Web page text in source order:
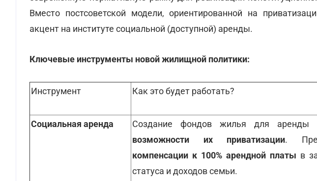
Вместо постсоветской модели, ориентированной на
акцент на институте социальной (доступной) аренды.
Ключевые инструменты новой жилищной политики:
Инструмент Как это будет работать?
Социальная аренда Создание фондов жилья для аренды
возможности их приватизации.
компенсации к 100% арендной платы в
статуса и доходов семьи.